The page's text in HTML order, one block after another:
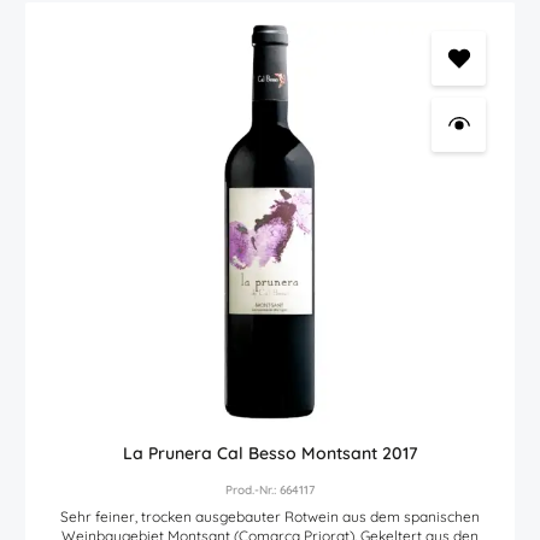
biologisch angebauten, handverlesenen Trauben, geeignet sind. Die
Weine unserer anderen Top-Parzellen werden in unseren Cuvées
"Le Village" verschnitten, die wie im Burgund repräsentativ für das
Terroir rund um das Dorf Magrie gelten. 60% dieses Le Village Pinot
Noir bio Rotwein wurde neun Monate im Edelstahltank ausgebaut.
Die restlichen 40% dieses Bioweins reiften sechs Monate in drei bis
vier Jahre alten Holzfässern. Auszeichnungen
(jahrgangsübergreifend) Mundus Vini Biofach: Silber
La Prunera Cal Besso Montsant 2017
Prod.-Nr.: 664117
Sehr feiner, trocken ausgebauter Rotwein aus dem spanischen
Weinbaugebiet Montsant (Comarca Priorat). Gekeltert aus den